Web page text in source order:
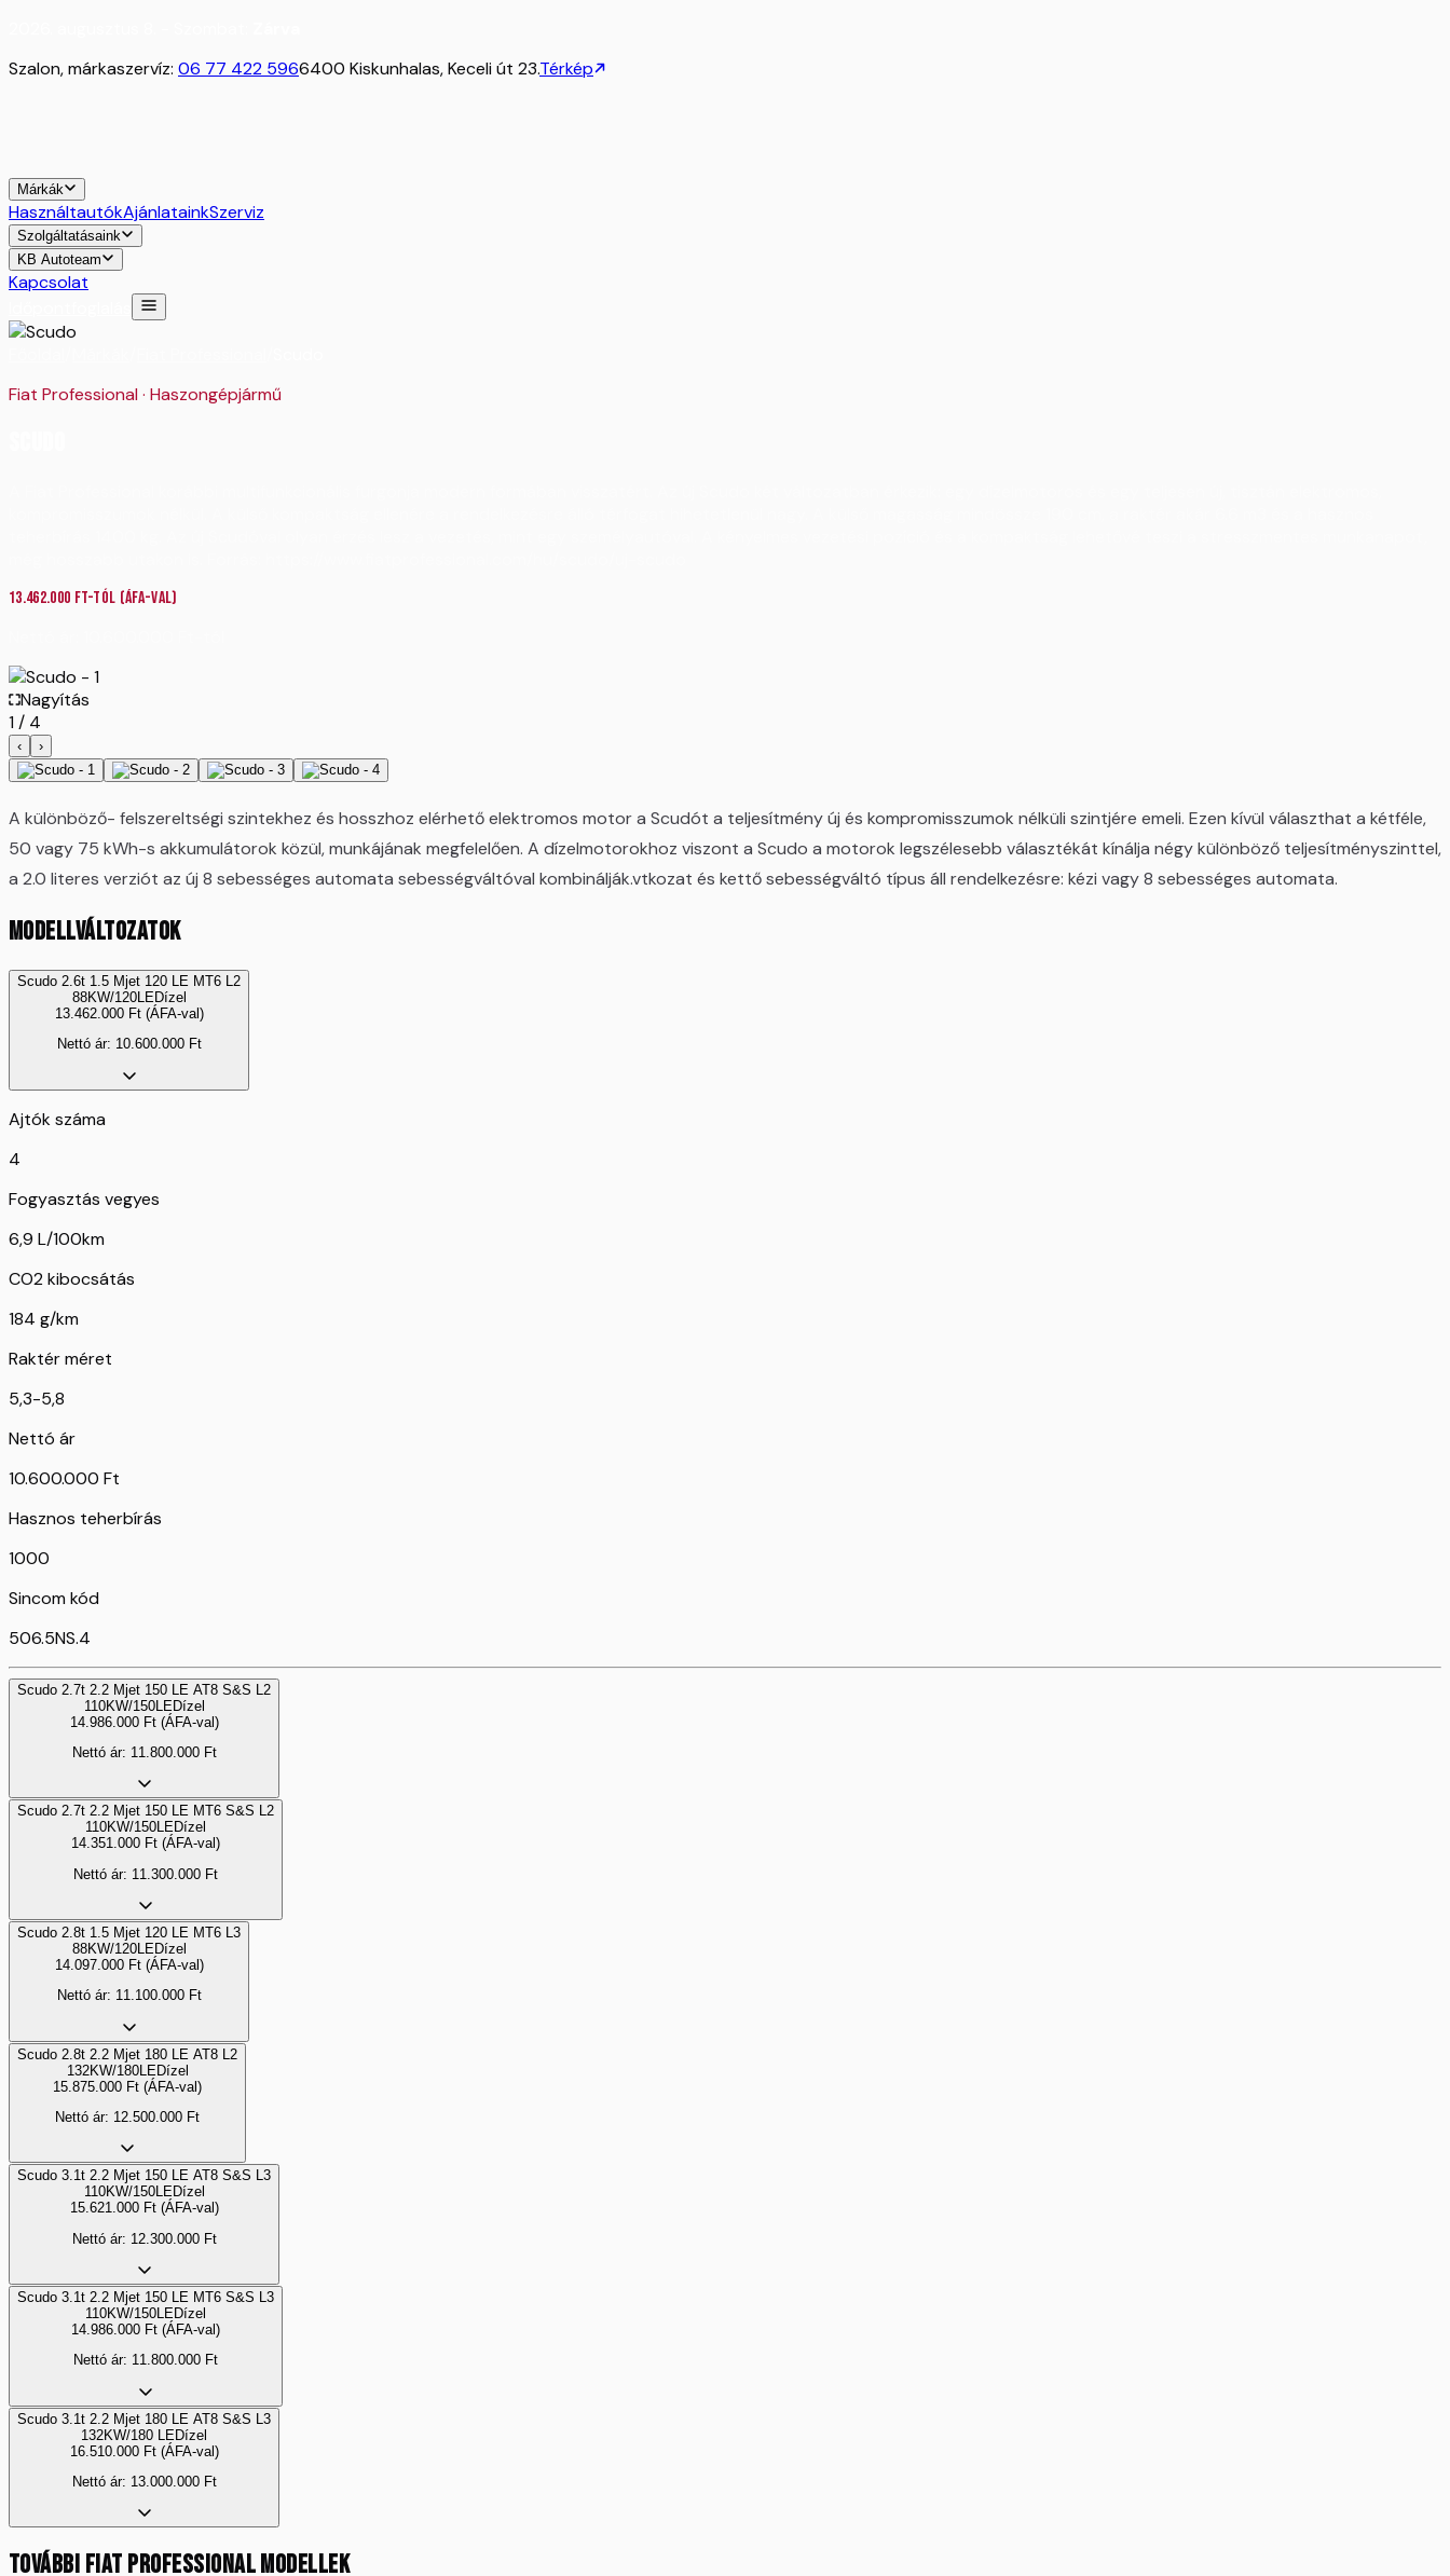
Szalon, márkaszervíz: 06 77 422 5966400 Kiskunhalas, Keceli út 23.Térkép
Márkák
HasználtautókAjánlatainkSzerviz
Szolgáltatásaink
KB Autoteam
Kapcsolat
Fiat Professional · Haszongépjármű
13.462.000 Ft-tól (ÁFA-val)
Nagyítás
1/ 4
‹ ›
A különböző- felszereltségi szintekhez és hosszhoz elérhető elektromos motor a Scudót a teljesítmény új és kompromisszumok nélküli szintjére emeli. Ezen kívül választhat a kétféle,
50 vagy 75 kWh-s akkumulátorok közül, munkájának megfelelően. A dízelmotorokhoz viszont a Scudo a motorok legszélesebb választékát kínálja négy különböző teljesítményszinttel,
a 2.0 literes verziót az új 8 sebességes automata sebességváltóval kombinálják.vtkozat és kettő sebességváltó típus áll rendelkezésre: kézi vagy 8 sebességes automata.
MODELLVÁLTOZATOK
Scudo 2.6t 1.5 Mjet 120 LE MT6 L2
88KW/120LEDízel
13.462.000Ft (ÁFA-val)
Nettó ár: 10.600.000Ft
Ajtók száma
4
Fogyasztás vegyes
6,9 L/100km
CO2 kibocsátás
184 g/km
Raktér méret
5,3-5,8
Nettó ár
10.600.000 Ft
Hasznos teherbírás
1000
Sincom kód
506.5NS.4
Scudo 2.7t 2.2 Mjet 150 LE AT8 S&S L2
110KW/150LE Dízel
14.986.000Ft (ÁFA-val)
Nettó ár: 11.800.000Ft
Scudo 2.7t 2.2 Mjet 150 LE MT6 S&S L2
110KW/150LEDízel
14.351.000 Ft (ÁFA-val)
Nettó ár: 11.300.000 Ft
Scudo 2.8t 1.5 Mjet 120 LE MT6 L3
88KW/120LEDízel
14.097.000Ft (ÁFA-val)
Nettó ár: 11.100.000Ft
Scudo 2.8t 2.2 Mjet 180 LE AT8 L2
132KW/180LE Dízel
15.875.000 Ft (ÁFA-val)
Nettó ár: 12.500.000 Ft
Scudo 3.1t 2.2 Mjet 150 LE AT8 S&S L3
110KW/150LEDízel
15.621.000Ft (ÁFA-val)
Nettó ár: 12.300.000Ft
Scudo 3.1t 2.2 Mjet 150 LE MT6 S&S L3
110KW/150LEDízel
14.986.000 Ft (ÁFA-val)
Nettó ár: 11.800.000 Ft
Scudo 3.1t 2.2 Mjet 180 LE AT8 S&S L3
132KW/180 LEDízel
16.510.000Ft (ÁFA-val)
Nettó ár: 13.000.000Ft
TOVÁBBI Fiat ProfessionalMODELLEK